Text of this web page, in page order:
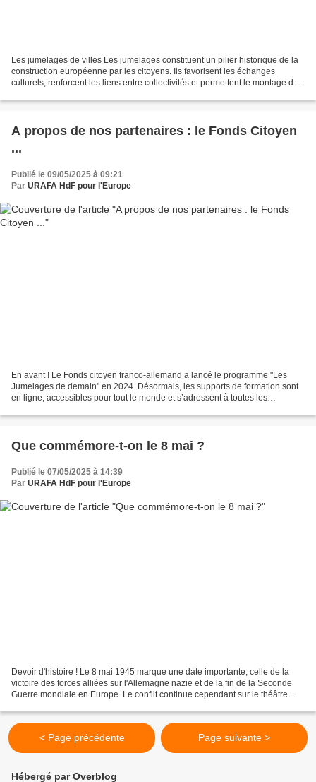
Les jumelages de villes Les jumelages constituent un pilier historique de la
construction européenne par les citoyens. Ils favorisent les échanges
culturels, renforcent les liens entre collectivités et permettent le montage de
A propos de nos partenaires : le Fonds Citoyen
...
Publié le 09/05/2025 à 09:21
Par URAFA HdF pour l'Europe
En avant ! Le Fonds citoyen franco-allemand a lancé le programme "Les
Jumelages de demain" en 2024. Désormais, les supports de formation sont
en ligne, accessibles pour tout le monde et s’adressent à toutes les
Que commémore-t-on le 8 mai ?
Publié le 07/05/2025 à 14:39
Par URAFA HdF pour l'Europe
Devoir d'histoire ! Le 8 mai 1945 marque une date importante, celle de la
victoire des forces alliées sur l'Allemagne nazie et de la fin de la Seconde
Guerre mondiale en Europe. Le conflit continue cependant sur le théâtre
< Page précédente Page suivante >
Hébergé par Overblog